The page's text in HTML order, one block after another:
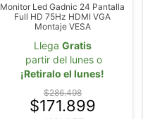
Monitor Led Gadnic 24 Pantalla
Full HD 75Hz HDMI VGA
Montaje VESA
Llega Gratis
partir del lunes o
¡Retiralo el lunes!
$286.498
$171.899